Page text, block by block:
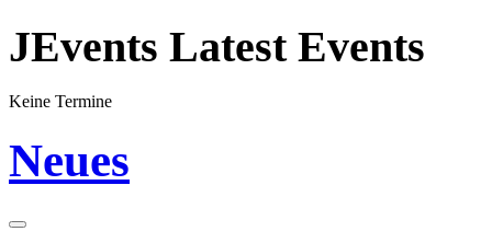
JEvents Latest Events
Keine Termine
Neues